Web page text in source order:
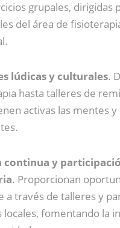
grupales, dirigidas
del área de
lúdicas y culturales.
hasta talleres de
activas las mentes
continua y
. Proporcionan
a través de talleres y
locales, fomentando la